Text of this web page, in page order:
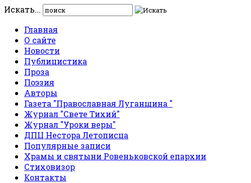
Искать...
Главная
О сайте
Новости
Публицистика
Проза
Поэзия
Авторы
Газета "Православная Луганщина "
Журнал "Свете Тихий"
Журнал "Уроки веры"
ДПЦ Нестора Летописца
Популярные записи
Храмы и святыни Ровеньковской епархии
Стиховизор
Контакты